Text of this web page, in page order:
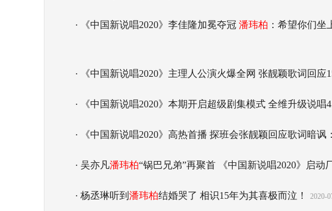
· 《中国新说唱2020》李佳隆加冕夺冠 潘玮柏 ：希望你们坐
· 《中国新说唱2020》主理人公演火爆全网 张靓颖歌词回应
· 《中国新说唱2020》本期开启超级剧集模式 全维升级说唱
· 《中国新说唱2020》高热首播 探班会张靓颖回应歌词暗讽
· 吴亦凡潘玮柏“锅巴兄弟”再聚首 《中国新说唱2020》启动
· 杨丞琳听到 潘玮柏结婚哭了 相识15年为其喜极而泣！ 2020-